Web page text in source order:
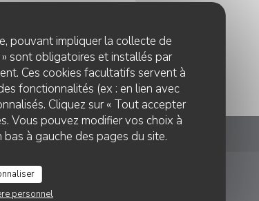
pouvant impliquer la collecte de
sont obligatoires et installés par
Ces cookies facultatifs servent à
fonctionnalités (ex : en lien avec
Cliquez sur « Tout accepter
Vous pouvez modifier vos choix à
à gauche des pages du site.
personnel